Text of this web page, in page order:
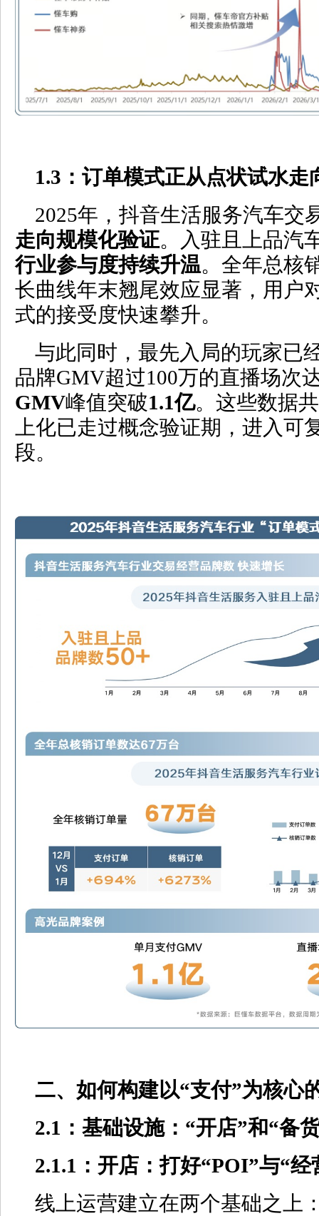
1.3 ：订单模式正从点状试水走
2025年，抖音生活服务汽车交
走向规模化验证。入驻且上品汽
行业参与度持续升温。全年总核
长曲线年末翘尾效应显著，用户
式的接受度快速攀升。
与此同时，最先入局的玩家已
品牌GMV超过100万的直播场次
GMV峰值突破1.1亿。这些数据
上化已走过概念验证期，进入可
段。
二、如何构建以“支付”为核心
2.1 ：基础设施： “开店”和“备
2.1.1 ：开店：打好“POI”与“经
线上运营建立在两个基础之上